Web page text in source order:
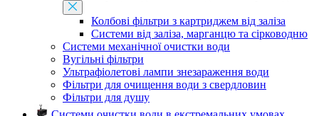
Колбові фільтри з картриджем від заліза
Системи від заліза, марганцю та сірководню
Системи механічної очистки води
Вугільні фільтри
Ультрафіолетові лампи знезараження води
Фільтри для очищення води з свердловин
Фільтри для душу